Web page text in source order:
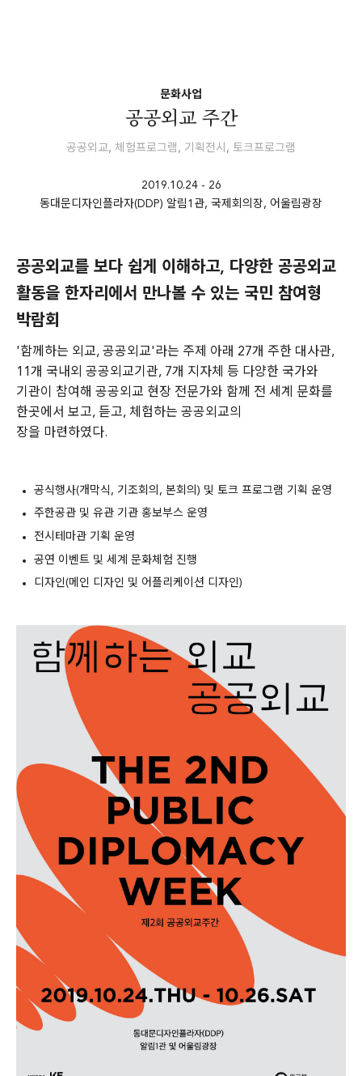
문화사업
공공외교 주간
공공외교, 체험프로그램 , 기획전시 , 토크프로그램
2019.10.24 - 26
동대문디자인플라자(DDP) 알림1관, 국제회의장, 어울림광장
공공외교를 보다 쉽게 이해하고, 다양한 공공외교
활동을 한자리에서 만나볼 수 있는 국민 참여형
박람회
'함께하는 외교, 공공외교'라는 주제 아래 27개 주한 대사관,
11개 국내외 공공외교기관, 7개 지자체 등 다양한 국가와
기관이 참여해 공공외교 현장 전문가와 함께 전 세계 문화를
한곳에서 보고, 듣고, 체험하는 공공외교의
장을 마련하였다.
공식행사(개막식, 기조회의, 본회의) 및 토크 프로그램 기획 운영
주한공관 및 유관 기관 홍보부스 운영
전시테마관 기획 운영
공연 이벤트 및 세계 문화체험 진행
디자인(메인 디자인 및 어플리케이션 디자인)